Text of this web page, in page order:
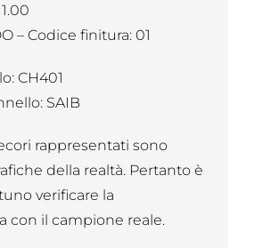
– Codice finitura: 01
CH401
SAIB
rappresentati sono
della realtà. Pertanto è
verificare la
con il campione reale.